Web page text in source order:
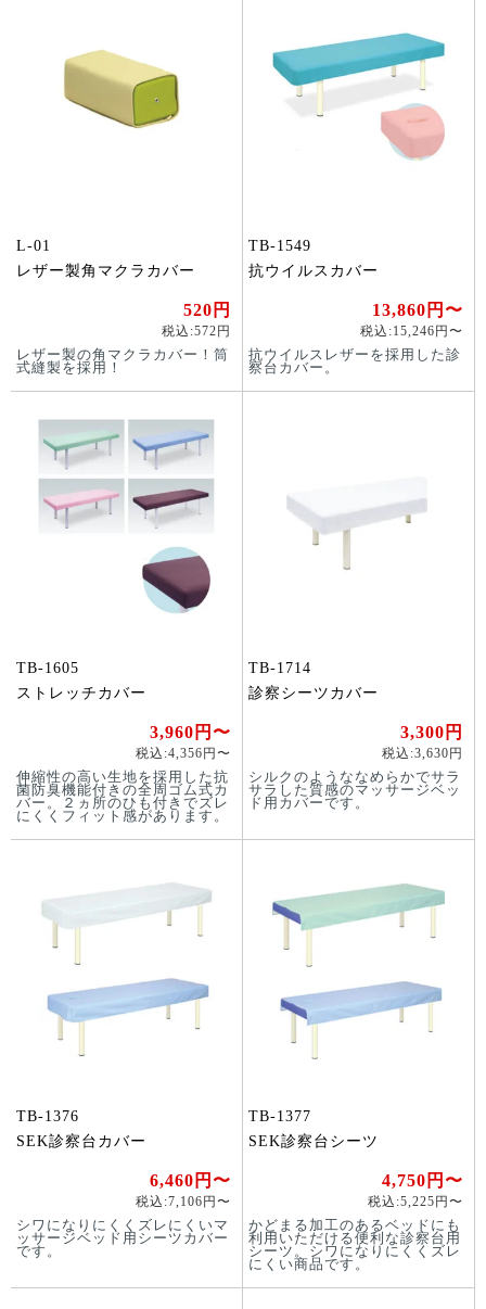
L-01
レザー製角マクラカバー
520円
税込:572円
レザー製の角マクラカバー！筒
式縫製を採用！
TB-1549
抗ウイルスカバー
13,860円〜
税込:15,246円〜
抗ウイルスレザーを採用した診
察台カバー。
TB-1605
ストレッチカバー
3,960円〜
税込:4,356円〜
伸縮性の高い生地を採用した抗
菌防臭機能付きの全周ゴム式カ
バー。２ヵ所のひも付きでズレ
にくくフィット感があります。
TB-1714
診察シーツカバー
3,300円
税込:3,630円
シルクのようななめらかでサラ
サラした質感のマッサージベッ
ド用カバーです。
TB-1376
SEK診察台カバー
6,460円〜
税込:7,106円〜
シワになりにくくズレにくいマ
ッサージベッド用シーツカバー
です。
TB-1377
SEK診察台シーツ
4,750円〜
税込:5,225円〜
かどまる加工のあるベッドにも
利用いただける便利な診察台用
シーツ。シワになりにくくズレ
にくい商品です。